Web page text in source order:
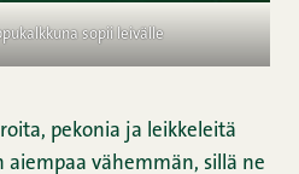
sopii leivälle
pekonia ja leikkeleitä
vähemmän, sillä ne